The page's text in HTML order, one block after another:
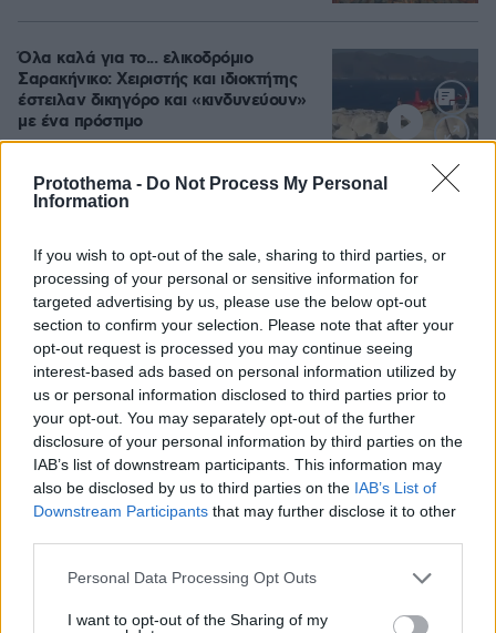
Protothema - Do Not Process My Personal
Information
If you wish to opt-out of the sale, sharing to third parties, or
processing of your personal or sensitive information for
targeted advertising by us, please use the below opt-out
section to confirm your selection. Please note that after your
opt-out request is processed you may continue seeing
interest-based ads based on personal information utilized by
us or personal information disclosed to third parties prior to
your opt-out. You may separately opt-out of the further
disclosure of your personal information by third parties on the
IAB’s list of downstream participants. This information may
also be disclosed by us to third parties on the IAB’s List of
Downstream Participants that may further disclose it to other
Please note that this website/app uses one or more Google
not limited to your visit or usage behaviour. You may click to
Personal Data Processing Opt Outs
I want to opt-out of the Sharing of my
Loaded
Όλα καλά για το... ελικοδρόμιο
Σαρακήνικο: Χειριστής και ιδιοκτήτης
έστειλαν δικηγόρο και «κινδυνεύουν»
με ένα πρόστιμο
Καρυστιανού: Περιμένω αποδείξεις
από τον Αυγερινό, θα υπάρξουν
νομικές συνέπειες για όσους δεν
εξηγήσουν όσα λένε
10.08.2026, 08:45 183
Games